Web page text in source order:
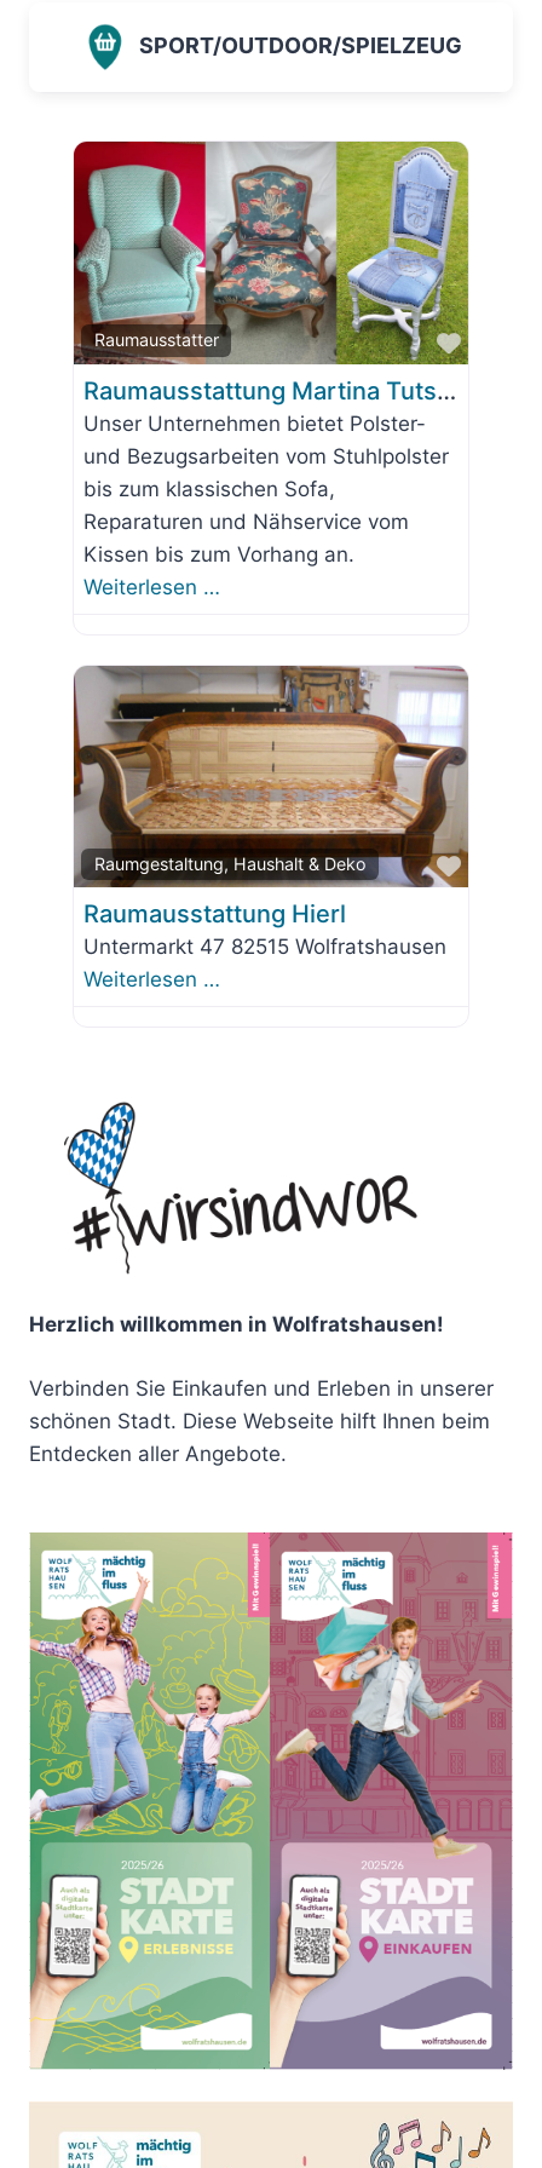
SPORT/OUTDOOR/SPIELZEUG
Raumausstatter
Favorit
Raumausstattung Martina Tutsch
Unser Unternehmen bietet Polster-
und Bezugsarbeiten vom Stuhlpolster
bis zum klassischen Sofa,
Reparaturen und Nähservice vom
Kissen bis zum Vorhang an.
Weiterlesen …
Raumgestaltung, Haushalt & Deko
Favorit
Raumausstattung Hierl
Untermarkt 47 82515 Wolfratshausen
Weiterlesen …
Herzlich willkommen in Wolfratshausen!
Verbinden Sie Einkaufen und Erleben in unserer
schönen Stadt. Diese Webseite hilft Ihnen beim
Entdecken aller Angebote.